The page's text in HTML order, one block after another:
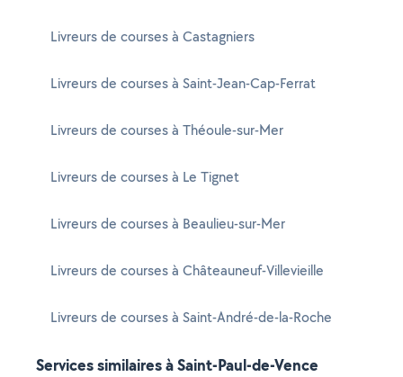
Livreurs de courses à Castagniers
Livreurs de courses à Saint-Jean-Cap-Ferrat
Livreurs de courses à Théoule-sur-Mer
Livreurs de courses à Le Tignet
Livreurs de courses à Beaulieu-sur-Mer
Livreurs de courses à Châteauneuf-Villevieille
Livreurs de courses à Saint-André-de-la-Roche
Services similaires à Saint-Paul-de-Vence